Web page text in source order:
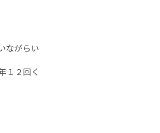
ながらい
１２回く